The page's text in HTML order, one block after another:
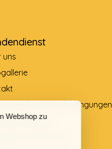
Webshop zu
uns
Geschäftsbedingungen